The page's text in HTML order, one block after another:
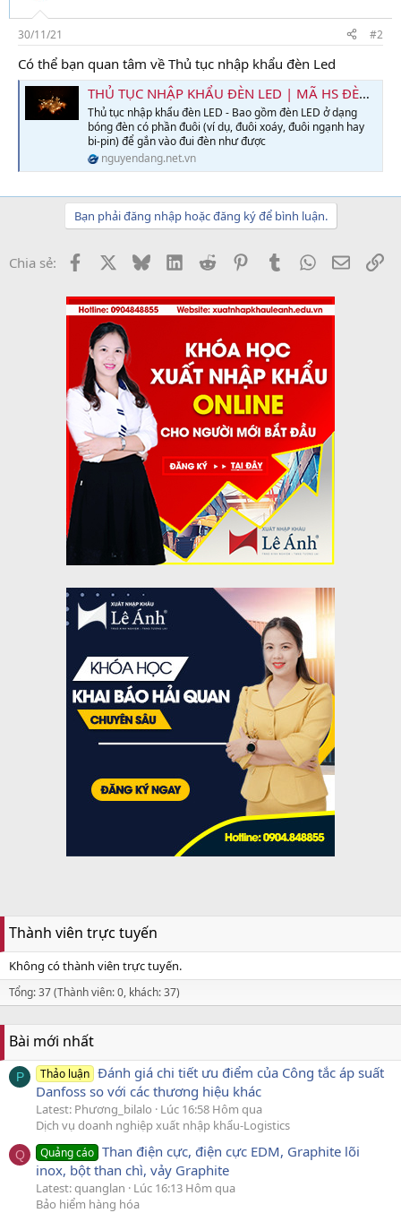
30/11/21 #2
Có thể bạn quan tâm về Thủ tục nhập khẩu đèn Led
THỦ TỤC NHẬP KHẨU ĐÈN LED | MÃ HS ĐÈN LED | THUẾ NHẬP KHẨU
Thủ tục nhập khẩu đèn LED - Bao gồm đèn LED ở dạng
bóng đèn có phần đuôi (ví dụ, đuôi xoáy, đuôi ngạnh hay
bi-pin) để gắn vào đui đèn như được
nguyendang.net.vn
Bạn phải đăng nhập hoặc đăng ký để bình luận.
Chia sẻ: Facebook BlueskyLinkedInReddit PinterestTumblrWhatsApp
Email
Thành viên trực tuyến
Không có thành viên trực tuyến.
Tổng: 37 (Thành viên: 0, khách: 37)
Bài mới nhất
P Thảo luận Đánh giá chi tiết ưu điểm của Công tắc áp suất
Danfoss so với các thương hiệu khác
Latest: Phương_bilalo
Lúc 16:58 Hôm qua
Dịch vụ doanh nghiệp xuất nhập khẩu-Logistics
Q Quảng cáo Than điện cực, điện cực EDM, Graphite lõi
inox, bột than chì, vảy Graphite
Latest: quanglan
Lúc 16:13 Hôm qua
Bảo hiểm hàng hóa